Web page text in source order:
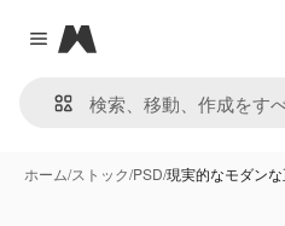
Close menu
Magnific
ホーム/ストック/PSD/現実的なモダン